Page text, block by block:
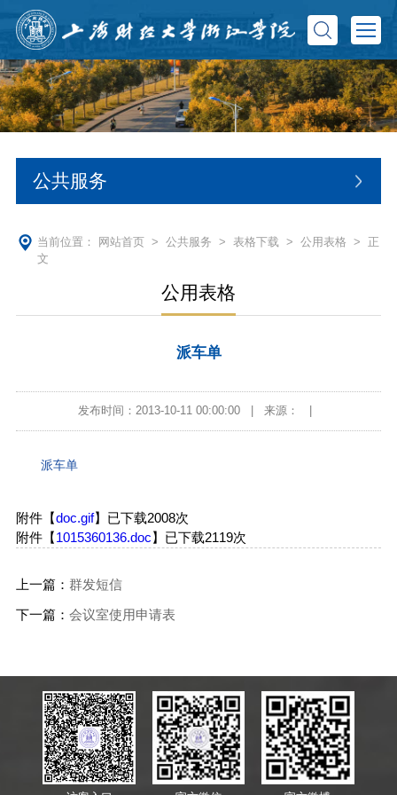
公共服务
当前位置： 网站首页> 公共服务 > 表格下载 > 公用表格 > 正
文
公用表格
派车单
发布时间：2013-10-11 00:00:00 来源：
派车单
附件【doc.gif】已下载2008次
附件【1015360136.doc】已下载2119次
上一篇： 群发短信
下一篇： 会议室使用申请表